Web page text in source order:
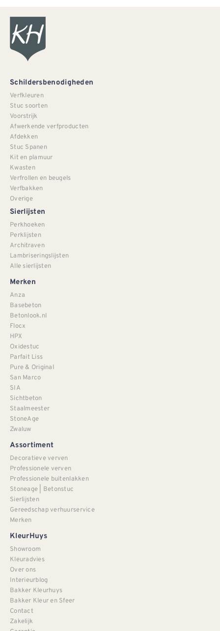
Schildersbenodigheden
Verfkleuren
Stuc soorten
Voorstrijk
Afwerkende verfproducten
Afdekken
Stuc Spanen
Kit en plamuur
Kwasten
Verfrollen en beugels
Verfbakken
Overige
Sierlijsten
Perkhoeken
Perklijsten
Architraven
Lambriseringslijsten
Alle sierlijsten
Merken
Anza
Basebeton
Betonlook.nl
Flocx
HPX
Oxidestuc
Parfait Liss
Pure & Original
San Marco
SIA
Sichtbeton
Staalmeester
StoneAge
Zwaluw
Assortiment
Decoratieve verven
Professionele verven
Professionele buitenlakken
Stoneage | Betonstuc
Sierlijsten
Gereedschap verhuurservice
Merken
KleurHuys
Showroom
Kleuradvies
Over ons
Interieurblog
Bakker Kleurhuys
Bakker Kleur en Sfeer
Contact
Zakelijk